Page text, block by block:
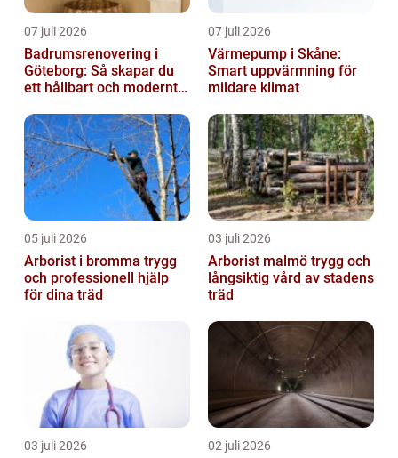
07 juli 2026
Badrumsrenovering i
Göteborg: Så skapar du
ett hållbart och modernt
07 juli 2026
Värmepump i Skåne:
Smart uppvärmning för
mildare klimat
05 juli 2026
Arborist i bromma trygg
och professionell hjälp
för dina träd
03 juli 2026
Arborist malmö trygg och
långsiktig vård av stadens
träd
03 juli 2026 02 juli 2026